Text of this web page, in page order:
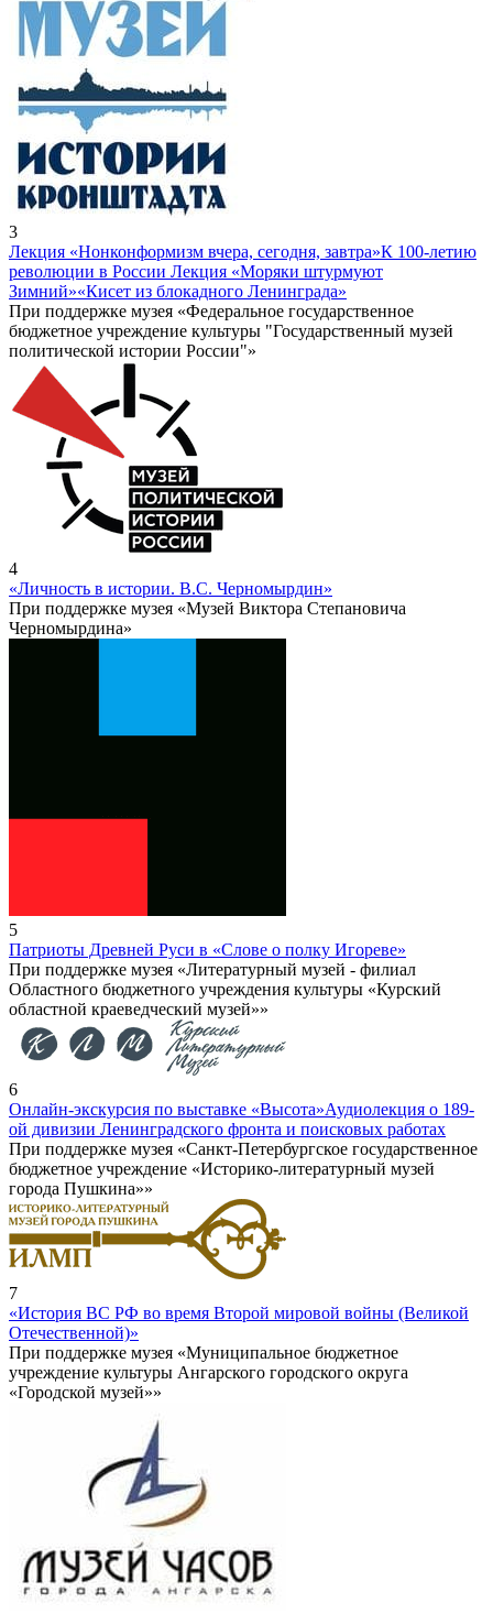
3
Лекция «Нонконформизм вчера, сегодня, завтра»К 100-летию
революции в России Лекция «Моряки штурмуют
Зимний»«Кисет из блокадного Ленинграда»
При поддержке музея «Федеральное государственное
бюджетное учреждение культуры "Государственный музей
политической истории России"»
4
«Личность в истории. В.С. Черномырдин»
При поддержке музея «Музей Виктора Степановича
Черномырдина»
5
Патриоты Древней Руси в «Слове о полку Игореве»
При поддержке музея «Литературный музей - филиал
Областного бюджетного учреждения культуры «Курский
областной краеведческий музей»»
6
Онлайн-экскурсия по выставке «Высота»Аудиолекция о 189-
ой дивизии Ленинградского фронта и поисковых работах
При поддержке музея «Санкт-Петербургское государственное
бюджетное учреждение «Историко-литературный музей
города Пушкина»»
7
«История ВС РФ во время Второй мировой войны (Великой
Отечественной)»
При поддержке музея «Муниципальное бюджетное
учреждение культуры Ангарского городского округа
«Городской музей»»